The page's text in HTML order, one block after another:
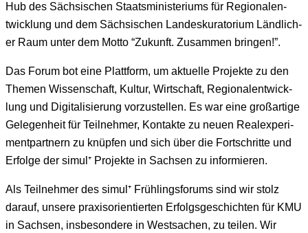
Hub des Säch­sis­chen Staatsmin­is­teri­ums für Regiona­len­
twick­lung und dem Säch­sis­chen Lan­desku­ra­to­ri­um Ländlich­
er Raum unter dem Mot­to “Zukun­ft. Zusam­men bringen!”.
Das Forum bot eine Plat­tform, um aktuelle Pro­jek­te zu den
The­men Wis­senschaft, Kul­tur, Wirtschaft, Regiona­len­twick­
lung und Dig­i­tal­isierung vorzustellen. Es war eine großar­tige
Gele­gen­heit für Teil­nehmer, Kon­tak­te zu neuen Real­ex­per­i­
ment­part­nern zu knüpfen und sich über die Fortschritte und
Erfolge der simul ⁺ Pro­jek­te in Sach­sen zu informieren.
Als Teil­nehmer des simul ⁺ Früh­lings­fo­rums sind wir stolz
darauf, unsere prax­isori­en­tierten Erfol­gs­geschicht­en für KMU
in Sach­sen, ins­beson­dere in West­sachen, zu teilen. Wir